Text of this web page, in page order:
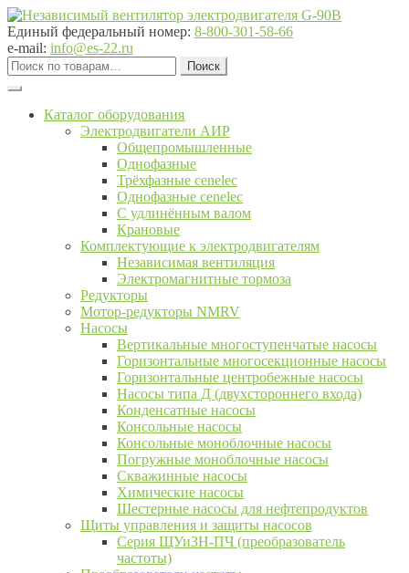
Перейти
к
навигации
Перейти
к
содержимому
Единый федеральный номер: 8-800-301-58-66
e-mail: info@es-22.ru
Искать:
Поиск
Каталог оборудования
Электродвигатели АИР
Общепромышленные
Однофазные
Трёхфазные cenelec
Однофазные cenelec
С удлинённым валом
Крановые
Комплектующие к электродвигателям
Независимая вентиляция
Электромагнитные тормоза
Редукторы
Мотор-редукторы NMRV
Насосы
Вертикальные многоступенчатые насосы
Горизонтальные многосекционные насосы
Горизонтальные центробежные насосы
Насосы типа Д (двухстороннего входа)
Конденсатные насосы
Консольные насосы
Консольные моноблочные насосы
Погружные моноблочные насосы
Скважинные насосы
Химические насосы
Шестерные насосы для нефтепродуктов
Щиты управления и защиты насосов
Серия ЩУиЗН-ПЧ (преобразователь
частоты)